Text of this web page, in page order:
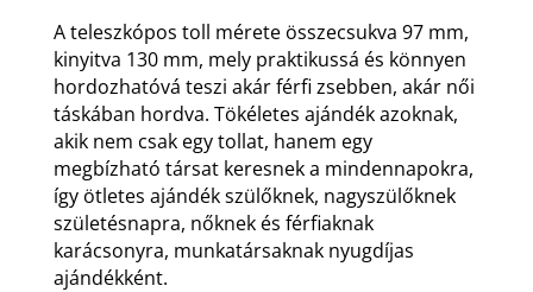
A teleszkópos toll mérete összecsukva 97 mm,
kinyitva 130 mm, mely praktikussá és könnyen
hordozhatóvá teszi akár férfi zsebben, akár női
táskában hordva. Tökéletes ajándék azoknak,
akik nem csak egy tollat, hanem egy
megbízható társat keresnek a mindennapokra,
így ötletes ajándék szülőknek, nagyszülőknek
születésnapra, nőknek és férfiaknak
karácsonyra, munkatársaknak nyugdíjas
ajándékként.